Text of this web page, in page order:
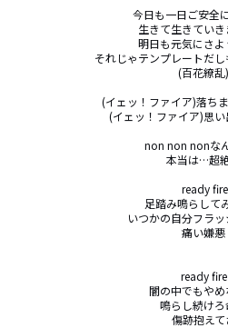
今日も一日ご安全
生きて生きていき
明日も元気にさよ
それじゃテンプレートだ
(百花繚乱)
(イェッ！ファイア)落ち
(イェッ！ファイア)思
non non nonな
本当は…超
足踏み鳴らして
いつかの自分フラ
痛い嫌悪
ready fire
闇の中でもやめ
鳴らし続けろ
傷跡抱えて